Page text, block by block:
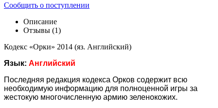
Сообщить о поступлении
Описание
Отзывы (1)
Кодекс «Орки» 2014 (яз. Английский)
Язык: Английский
Последняя редакция кодекса Орков содержит всю
необходимую информацию для полноценной игры за
жестокую многочисленную армию зеленокожих.